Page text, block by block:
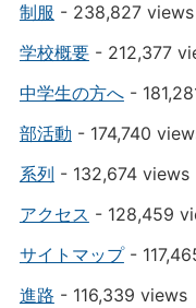
制服 - 238,827 views
学校概要- 212,377
中学生の方へ-
部活動 - 174,740
系列 - 132,674 views
アクセス - 128,459
サイトマップ-
進路 - 116,339 views